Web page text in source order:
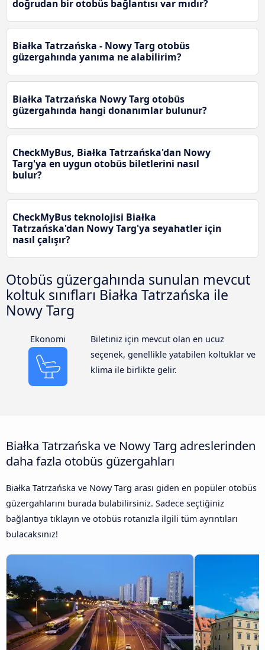
doğrudan bir otobüs bağlantısı var mıdır?
Białka Tatrzańska - Nowy Targ otobüs
güzergahında yanıma ne alabilirim?
Białka Tatrzańska Nowy Targ otobüs
güzergahında hangi donanımlar bulunur?
CheckMyBus, Białka Tatrzańska'dan Nowy
Targ'ya en uygun otobüs biletlerini nasıl
bulur?
CheckMyBus teknolojisi Białka
Tatrzańska'dan Nowy Targ'ya seyahatler için
nasıl çalışır?
Otobüs güzergahında sunulan mevcut
koltuk sınıfları Białka Tatrzańska ile
Nowy Targ
Ekonomi
Biletiniz için mevcut olan en ucuz
seçenek, genellikle yatabilen koltuklar ve
klima ile birlikte gelir.
Białka Tatrzańska ve Nowy Targ adreslerinden
daha fazla otobüs güzergahları
Białka Tatrzańska ve Nowy Targ arası giden en popüler otobüs
güzergahlarını burada bulabilirsiniz. Sadece seçtiğiniz
bağlantıya tıklayın ve otobüs rotanızla ilgili tüm ayrıntıları
bulacaksınız!